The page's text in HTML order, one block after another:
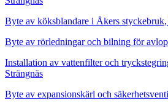
Byte av köksblandare i Åkers styckebruk,
Byte av rörledningar och bilning för
Installation av vattenfilter och
Strängnäs
Byte av expansionskärl och